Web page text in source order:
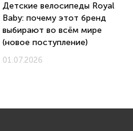
Детские велосипеды Royal
Baby: почему этот бренд
выбирают во всём мире
(новое поступление)
01.07.2026